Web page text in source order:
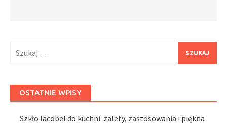
OSTATNIE WPISY
Szkło lacobel do kuchni: zalety, zastosowania i piękna